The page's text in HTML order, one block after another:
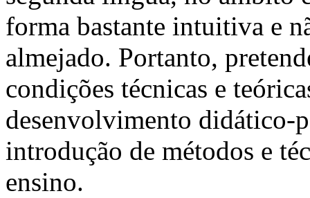
forma bastante intuitiva e
almejado. Portanto,
condições técnicas e
desenvolvimento didático-
introdução de métodos e
ensino.